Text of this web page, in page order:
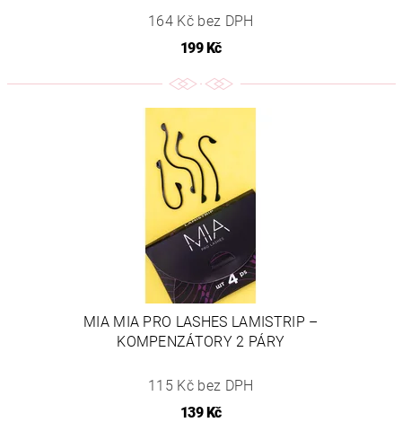
164 Kč bez DPH
199 Kč
MIA MIA PRO LASHES LAMISTRIP –
KOMPENZÁTORY 2 PÁRY
115 Kč bez DPH
139 Kč